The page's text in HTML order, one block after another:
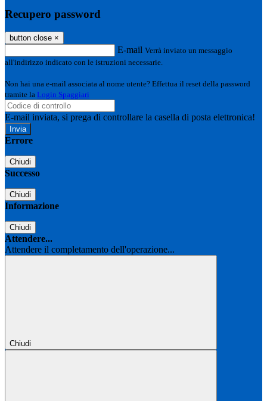
Recupero password
button close ×
E-mail Verrà inviato un messaggio
all'indirizzo indicato con le istruzioni necessarie.
Non hai una e-mail associata al nome utente? Effettua il reset della password
tramite la Login Spaggiari
E-mail inviata, si prega di controllare la casella di posta elettronica!
Errore
Chiudi
Successo
Chiudi
Informazione
Chiudi
Attendere...
Attendere il completamento dell'operazione...
Chiudi